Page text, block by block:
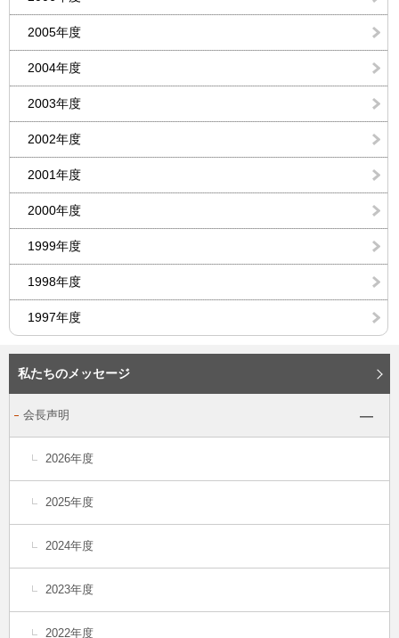
2005年度
2004年度
2003年度
2002年度
2001年度
2000年度
1999年度
1998年度
1997年度
私たちのメッセージ
会長声明
2026年度
2025年度
2024年度
2023年度
2022年度